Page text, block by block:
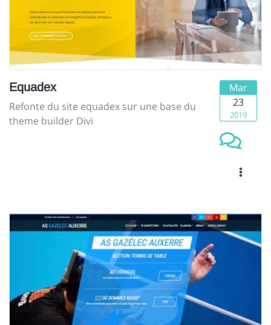
Equadex
Refonte du site equadex sur une base du
theme builder Divi
Mar
23
2019